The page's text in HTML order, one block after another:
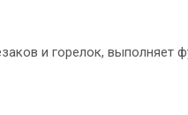
и горелок, выполняет